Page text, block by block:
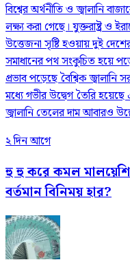
বিশ্বের অর্থনীতি ও জ্বালানি
লক্ষ্য করা গেছে। যুক্তরাষ্ট্র ও
উত্তেজনা সৃষ্টি হওয়ায় দুই
সমাধানের পথ সংকুচিত হয়ে
প্রভাব পড়েছে বৈশ্বিক
মধ্যে গভীর উদ্বেগ তৈরি
জ্বালানি তেলের দাম আবারও
২ দিন আগে
হু হু করে কমল
বর্তমান বিনিময় হার?